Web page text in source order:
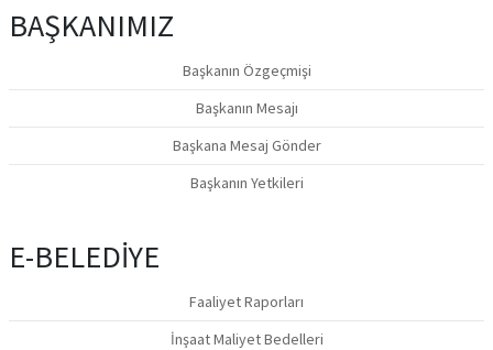
BAŞKANIMIZ
Başkanın Özgeçmişi
Başkanın Mesajı
Başkana Mesaj Gönder
Başkanın Yetkileri
E-BELEDİYE
Faaliyet Raporları
İnşaat Maliyet Bedelleri